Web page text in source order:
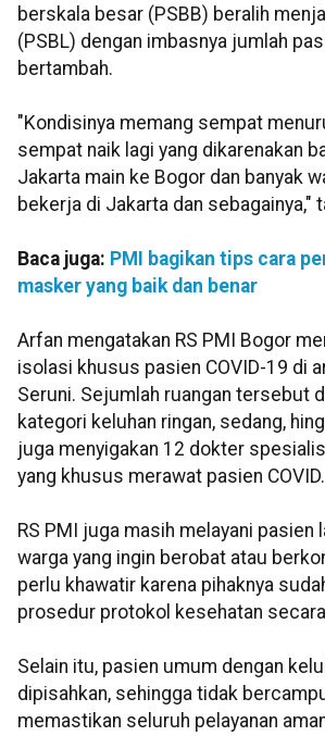
berskala besar (PSBB) beralih
(PSBL) dengan imbasnya jumlah
bertambah.
"Kondisinya memang sempat
sempat naik lagi yang dikarenakan
Jakarta main ke Bogor dan banyak
bekerja di Jakarta dan sebagainya,"
Baca juga: PMI bagikan tips cara
masker yang baik dan benar
Arfan mengatakan RS PMI Bogor
isolasi khusus pasien COVID-19 di
Seruni. Sejumlah ruangan tersebut
kategori keluhan ringan, sedang,
juga menyigakan 12 dokter
yang khusus merawat pasien COVID.
RS PMI juga masih melayani pasien
warga yang ingin berobat atau
perlu khawatir karena pihaknya
prosedur protokol kesehatan
Selain itu, pasien umum dengan
dipisahkan, sehingga tidak
memastikan seluruh pelayanan